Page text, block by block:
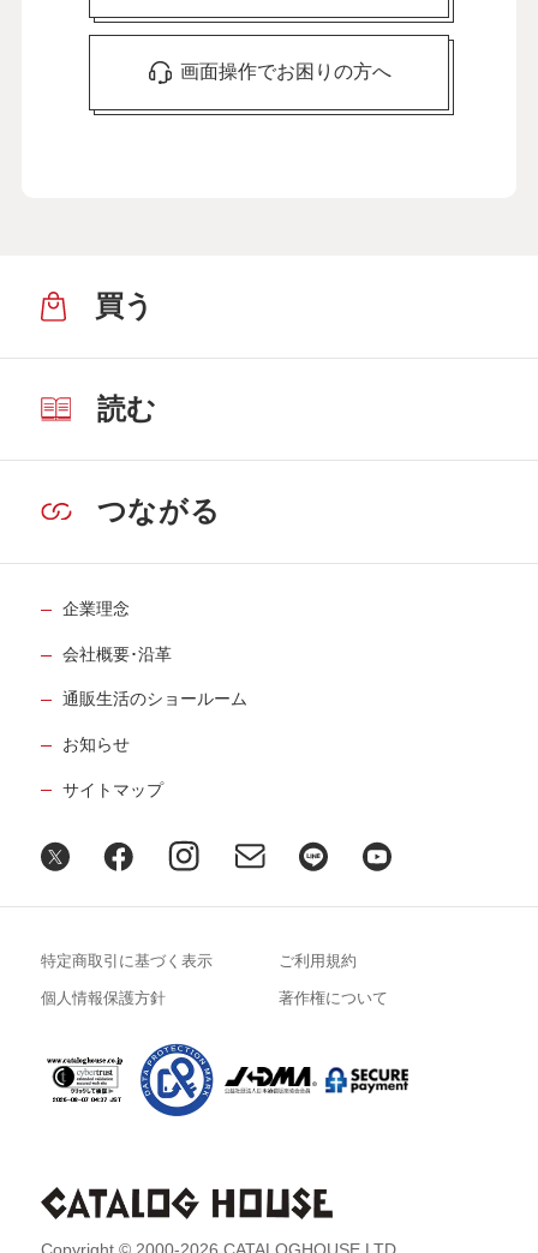
画面操作でお困りの方へ
買う
読む
つながる
企業理念
会社概要･沿革
通販生活のショールーム
お知らせ
サイトマップ
Copyright © 2000-2026 CATALOGHOUSE LTD.
特定商取引に基づく表示 ご利用規約
個人情報保護方針 著作権について